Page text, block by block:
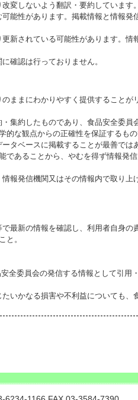
変しないよう翻訳・要約しています。
能性があります。掲載情報と情報発
新されている可能性があります。情
確認は行っておりません。
ままにわかりやすく提供することが
集約したものであり、食品安全委員
な観点からの正確性を保証するもの
タベースに掲載することが最善では
あることから、やむを得ず情報発
発信機関又はその情報内で取り上
最新の情報を確認し、利用者自身の
と。
委員会の発信する情報として引用
いかなる損害や不利益についても、